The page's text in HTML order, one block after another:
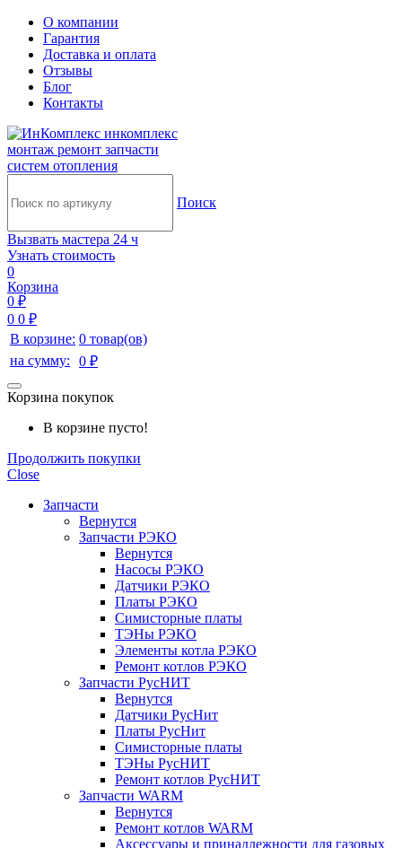
О компании
Гарантия
Доставка и оплата
Отзывы
Блог
Контакты
инкомплекс
монтаж ремонт запчасти
систем отопления
Поиск
Вызвать мастера 24 ч
Узнать стоимость
0
Корзина
0 ₽
0 0 ₽
В корзине: 0 товар(ов)
на сумму:
0 ₽
Корзина покупок
В корзине пусто!
Продолжить покупки
Close
Запчасти
Вернутся
Запчасти РЭКО
Вернутся
Насосы РЭКО
Датчики РЭКО
Платы РЭКО
Симисторные платы
ТЭНы РЭКО
Элементы котла РЭКО
Ремонт котлов РЭКО
Запчасти РусНИТ
Вернутся
Датчики РусНит
Платы РусНит
Симисторные платы
ТЭНы РусНИТ
Ремонт котлов РусНИТ
Запчасти WARM
Вернутся
Ремонт котлов WARM
Аксессуары и принадлежности для газовых